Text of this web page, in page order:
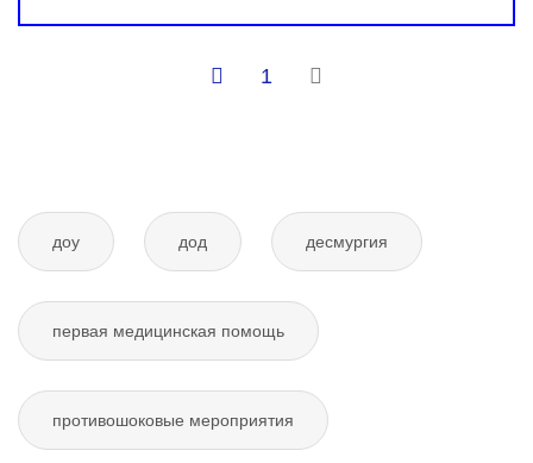
1
доу дод десмургия
первая медицинская помощь
противошоковые мероприятия